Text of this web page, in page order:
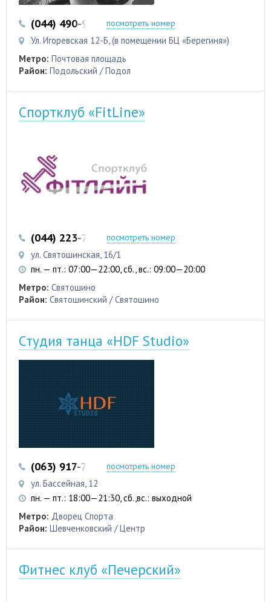
(044) 490-90-99посмотреть номер
Ул. Игоревская 12-Б, (в помещении БЦ «Берегиня»)
Метро: Почтовая площадь
Район: Подольский / Подол
Спортклуб «FitLine»
(044) 223-75-01посмотреть номер
ул. Святошинская, 16/1
пн. — пт.: 07:00—22:00, сб., вс.: 09:00—20:00
Метро: Святошино
Район: Святошинский / Святошино
Студия танца «HDF Studio»
(063) 917-77-17 (097) 963-69-05
посмотреть номер
ул. Бассейная, 12
пн. — пт.: 18:00—21:30, сб.,вс.: выходной
Метро: Дворец Спорта
Район: Шевченковский / Центр
Фитнес клуб «Печерский»